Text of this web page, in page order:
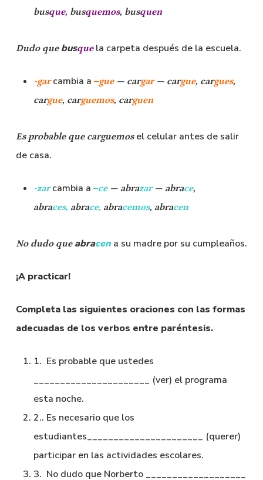
busque, busquemos, busquen
Dudo quebusque la carpeta después de la escuela.
-garcambia a –gue — cargar — cargue, cargues,
cargue, carguemos, carguen
Es probable que carguemos el celular antes de salir
de casa.
-zarcambia a –ce — abrazar — abrace,
abraces, abrace, abracemos, abracen
No dudo queabracen a su madre por su cumpleaños.
¡A practicar!
Completa las siguientes oraciones con las formas
adecuadas de los verbos entre paréntesis.
1. Es probable que ustedes
______________________ (ver) el programa
esta noche.
2.. Es necesario que los
estudiantes______________________ (querer)
participar en las actividades escolares.
3. No dudo que Norberto ___________________